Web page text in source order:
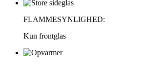
FLAMMESYNLIGHED:
Kun frontglas